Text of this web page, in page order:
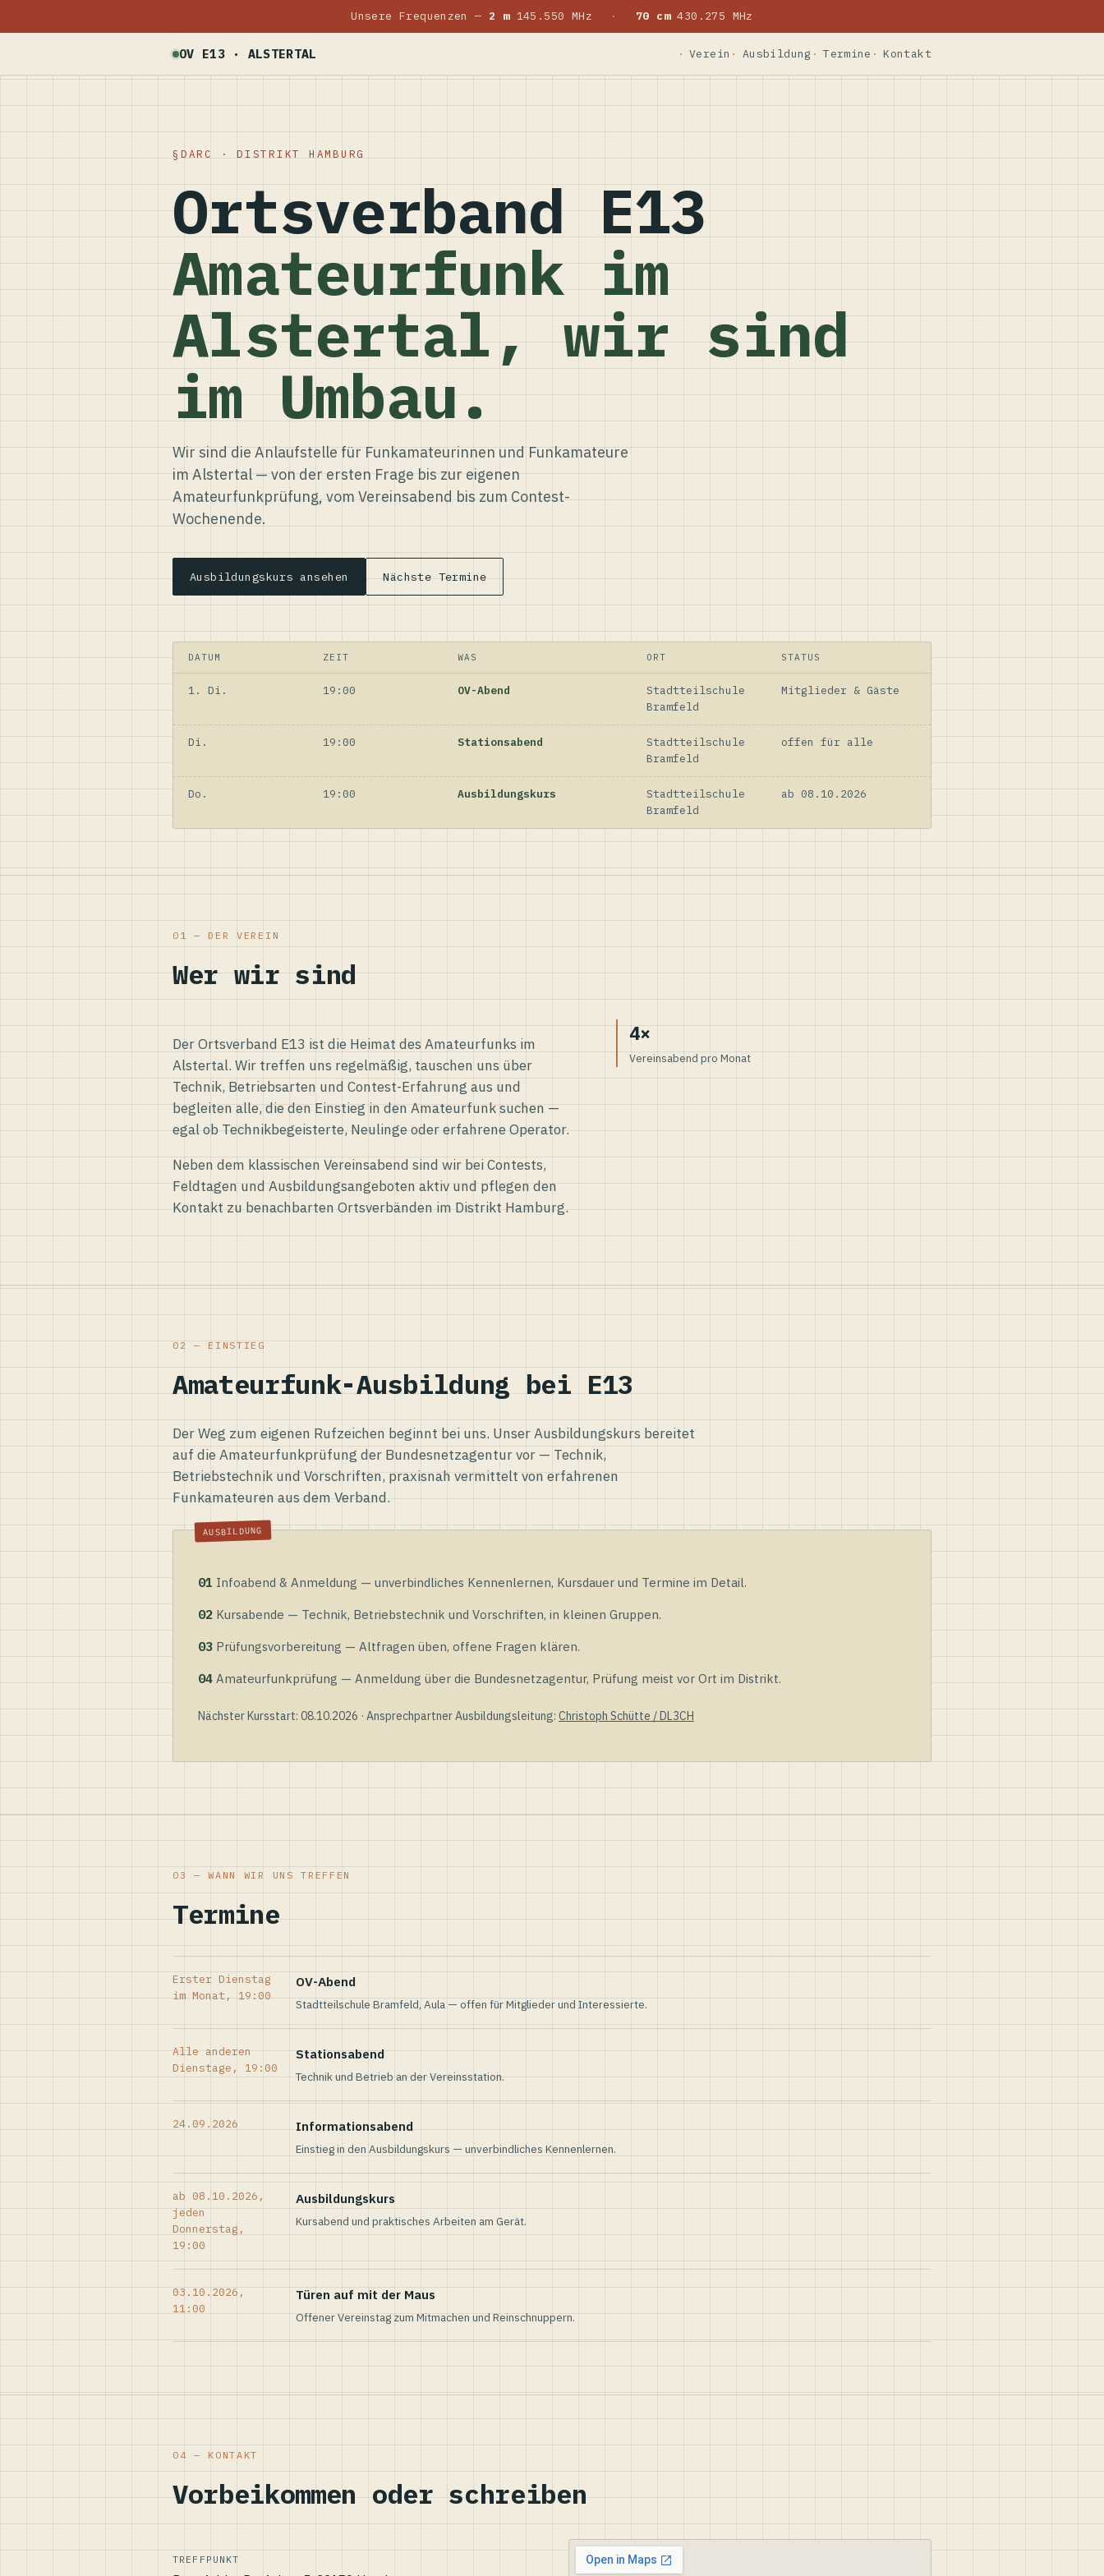
Unsere Frequenzen — 2 m145.550 MHz · 70 cm430.275 MHz
OV E13 · ALSTERTAL Verein Ausbildung Termine Kontakt
DARC · DISTRIKT HAMBURG
Ortsverband E13
Amateurfunk im
Alstertal, wir sind
im Umbau.
Wir sind die Anlaufstelle für Funkamateurinnen und Funkamateure
im Alstertal — von der ersten Frage bis zur eigenen
Amateurfunkprüfung, vom Vereinsabend bis zum Contest-
Wochenende.
Ausbildungskurs ansehen Nächste Termine
DATUM ZEIT WAS ORT STATUS
1. Di. 19:00 OV-Abend
Stadtteilschule
Bramfeld
Mitglieder & Gäste
Di. 19:00 Stationsabend
Stadtteilschule
Bramfeld
offen für alle
Do. 19:00 Ausbildungskurs
Stadtteilschule
Bramfeld
ab 08.10.2026
01 — DER VEREIN
Wer wir sind
Der Ortsverband E13 ist die Heimat des Amateurfunks im
Alstertal. Wir treffen uns regelmäßig, tauschen uns über
Technik, Betriebsarten und Contest-Erfahrung aus und
begleiten alle, die den Einstieg in den Amateurfunk suchen —
egal ob Technikbegeisterte, Neulinge oder erfahrene Operator.
Neben dem klassischen Vereinsabend sind wir bei Contests,
Feldtagen und Ausbildungsangeboten aktiv und pflegen den
Kontakt zu benachbarten Ortsverbänden im Distrikt Hamburg.
4×
Vereinsabend pro Monat
02 — EINSTIEG
Amateurfunk-Ausbildung bei E13
Der Weg zum eigenen Rufzeichen beginnt bei uns. Unser Ausbildungskurs bereitet
auf die Amateurfunkprüfung der Bundesnetzagentur vor — Technik,
Betriebstechnik und Vorschriften, praxisnah vermittelt von erfahrenen
Funkamateuren aus dem Verband.
01 Infoabend & Anmeldung — unverbindliches Kennenlernen, Kursdauer und Termine im Detail.
02 Kursabende — Technik, Betriebstechnik und Vorschriften, in kleinen Gruppen.
03 Prüfungsvorbereitung — Altfragen üben, offene Fragen klären.
04 Amateurfunkprüfung — Anmeldung über die Bundesnetzagentur, Prüfung meist vor Ort im Distrikt.
Nächster Kursstart: 08.10.2026 · Ansprechpartner Ausbildungsleitung: Christoph Schütte / DL3CH
03 — WANN WIR UNS TREFFEN
Termine
Erster Dienstag
im Monat, 19:00
OV-Abend
Stadtteilschule Bramfeld, Aula — offen für Mitglieder und Interessierte.
Alle anderen
Dienstage, 19:00
Stationsabend
Technik und Betrieb an der Vereinsstation.
24.09.2026 Informationsabend
Einstieg in den Ausbildungskurs — unverbindliches Kennenlernen.
ab 08.10.2026,
jeden
Donnerstag,
19:00
Ausbildungskurs
Kursabend und praktisches Arbeiten am Gerät.
03.10.2026,
11:00
Türen auf mit der Maus
Offener Vereinstag zum Mitmachen und Reinschnuppern.
04 — KONTAKT
Vorbeikommen oder schreiben
TREFFPUNKT